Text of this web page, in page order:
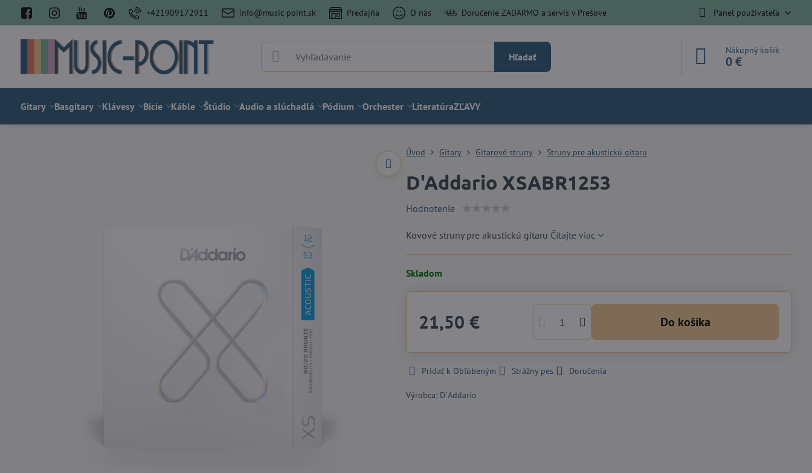
+421909172911 info@music-point.sk Predajňa O nás Doručenie ZADARMO a servis v Prešove Panel používateľa
Hľadať
Nákupný košík
0 €
Gitary Basgitary Klávesy Bicie Káble Štúdio Audio a slúchadlá Pódium Orchester LiteratúraZĽAVY
Úvod Gitary Gitarové struny Struny pre akustickú gitaru
D'Addario XSABR1253
Hodnotenie
Kovové struny pre akustickú gitaru Čítajte viac
Skladom
21,50 € Do košíka
Pridať k Obľúbeným Strážny pes Doručenia
Výrobca: D´Addario